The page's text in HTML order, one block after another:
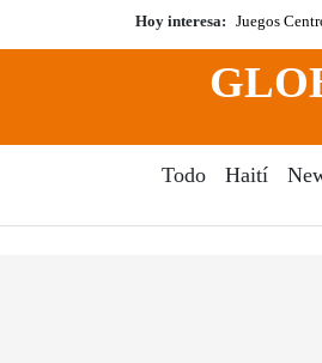
Hoy interesa: Juegos
Todo Haití